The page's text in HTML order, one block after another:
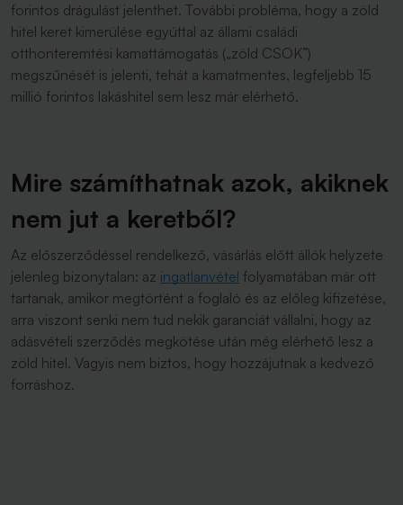
forintos drágulást jelenthet. További probléma, hogy a zöld
hitel keret kimerülése egyúttal az állami családi
otthonteremtési kamattámogatás („zöld CSOK”)
megszűnését is jelenti, tehát a kamatmentes, legfeljebb 15
millió forintos lakáshitel sem lesz már elérhető.
Mire számíthatnak azok, akiknek
nem jut a keretből?
Az előszerződéssel rendelkező, vásárlás előtt állók helyzete
jelenleg bizonytalan: az ingatlanvétel folyamatában már ott
tartanak, amikor megtörtént a foglaló és az előleg kifizetése,
arra viszont senki nem tud nekik garanciát vállalni, hogy az
adásvételi szerződés megkötése után még elérhető lesz a
zöld hitel. Vagyis nem biztos, hogy hozzájutnak a kedvező
forráshoz.